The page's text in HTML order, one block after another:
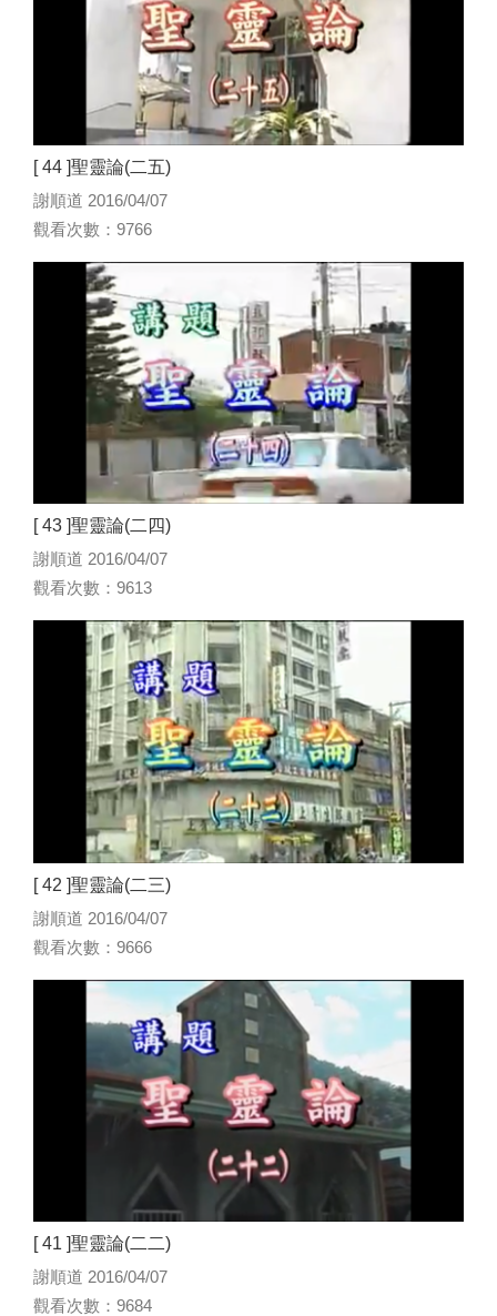
[ 44 ]聖靈論(二五)
謝順道 2016/04/07
觀看次數：9766
[ 43 ]聖靈論(二四)
謝順道 2016/04/07
觀看次數：9613
[ 42 ]聖靈論(二三)
謝順道 2016/04/07
觀看次數：9666
[ 41 ]聖靈論(二二)
謝順道 2016/04/07
觀看次數：9684